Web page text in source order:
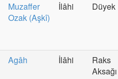
Muzaffer
Ozak (Aşkî)
İlâhi Düyek
Agâh İlâhi
Raks
Aksağı